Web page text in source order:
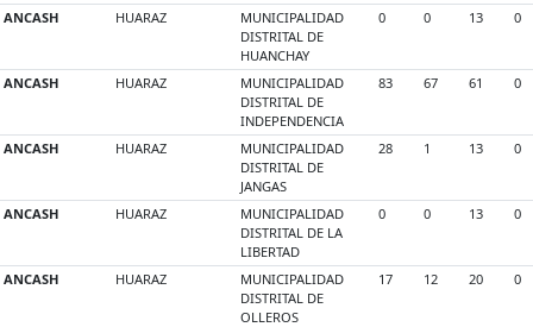
ANCASH HUARAZ
MUNICIPALIDAD
DISTRITAL DE
HUANCHAY
0 0 13 0
ANCASH HUARAZ
MUNICIPALIDAD
DISTRITAL DE
INDEPENDENCIA
83 67 61 0
ANCASH HUARAZ
MUNICIPALIDAD
DISTRITAL DE
JANGAS
28 1 13 0
ANCASH HUARAZ
MUNICIPALIDAD
DISTRITAL DE LA
LIBERTAD
0 0 13 0
ANCASH HUARAZ
MUNICIPALIDAD
DISTRITAL DE
OLLEROS
17 12 20 0